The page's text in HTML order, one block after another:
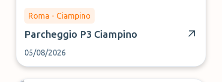
Roma - Ciampino
Parcheggio P3 Ciampino
05/08/2026